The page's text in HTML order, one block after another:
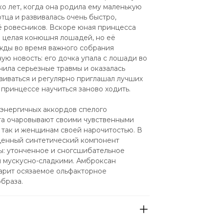
лет, когда она родила ему маленькую
и развивалась очень быстро,
Вскоре юная принцесса
целая конюшня лошадей, но её
во время важного собрания
новость: его дочка упала с лошади во
серьезные травмы и оказалась
и регулярно приглашал лучших
научиться заново ходить.
аккордов спелого
очаровывают своими чувственными
и женщинам своей нарочитостью. В
синтетический компонент
утонченное и сногсшибательное
сладкими. Амброксан
осязаемое ольфакторное